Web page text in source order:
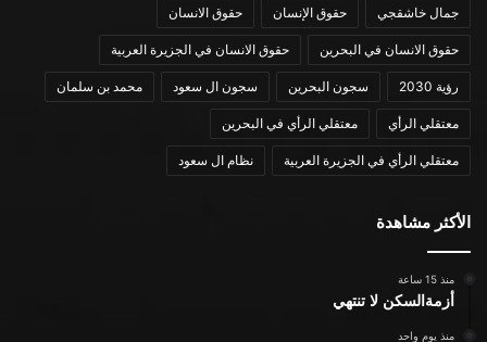
جمال خاشقجي حقوق الإنسان حقوق الانسان
حقوق الانسان في البحرين حقوق الانسان في الجزيرة العربية
رؤية 2030 سجون البحرين سجون ال سعود محمد بن سلمان
معتقلي الرأي معتقلي الرأي في البحرين
معتقلي الرأي في الجزيرة العربية نظام ال سعود
الأكثر مشاهدة
منذ 15 ساعة
أزمةالسكن لا تنتهي
منذ يوم واحد